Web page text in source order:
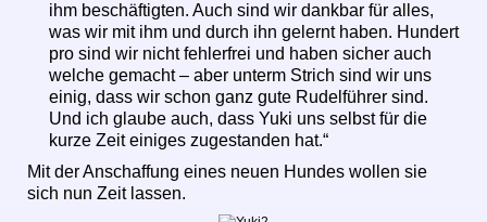
ihm beschäftigten. Auch sind wir dankbar für alles,
was wir mit ihm und durch ihn gelernt haben. Hundert
pro sind wir nicht fehlerfrei und haben sicher auch
welche gemacht – aber unterm Strich sind wir uns
einig, dass wir schon ganz gute Rudelführer sind.
Und ich glaube auch, dass Yuki uns selbst für die
kurze Zeit einiges zugestanden hat.“
Mit der Anschaffung eines neuen Hundes wollen sie
sich nun Zeit lassen.